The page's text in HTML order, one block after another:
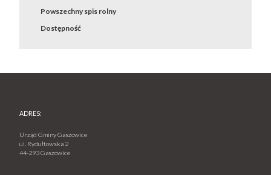
Powszechny spis rolny
Dostępność
ADRES:
Urząd Gminy Gaszowice
ul. Rydułtowska 2
44-293 Gaszowice